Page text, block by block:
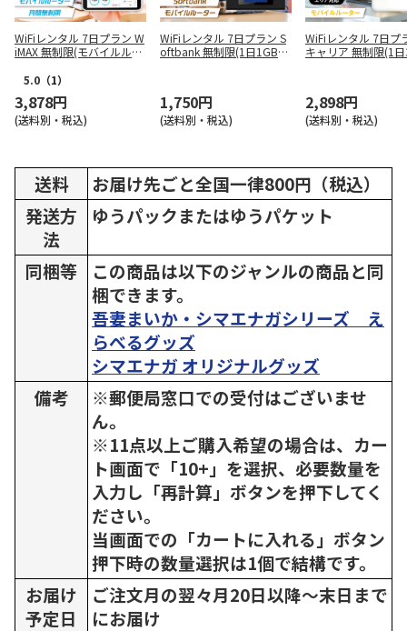
WiFiレンタル 7日プラン W
iMAX 無制限(モバイルルー
5.0 （1）
3,878円
(送料別・税込)
WiFiレンタル 7日プラン S
oftbank 無制限(1日1GB/
1,750円
(送料別・税込)
WiFiレンタル 7日プ
キャリア 無制限(1
2,898円
(送料別・税込)
送料
お届け先ごと全国一律800円（税込）
発送方
法
ゆうパックまたはゆうパケット
同梱等
この商品は以下のジャンルの商品と同
梱できます。
吾妻まいか・シマエナガシリーズ え
らべるグッズ
シマエナガ オリジナルグッズ
備考
※郵便局窓口での受付はございませ
ん。
※11点以上ご購入希望の場合は、カー
ト画面で「10+」を選択、必要数量を
入力し「再計算」ボタンを押下してく
ださい。
当画面での「カートに入れる」ボタン
押下時の数量選択は1個で結構です。
お届け
予定日
ご注文月の翌々月20日以降～末日まで
にお届け